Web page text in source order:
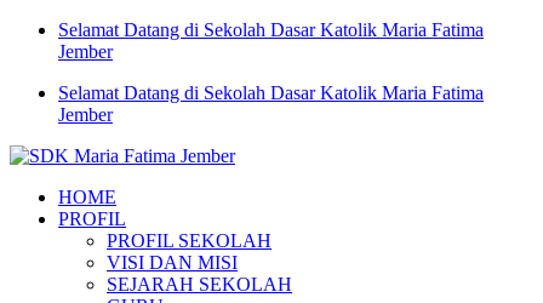
Selamat Datang di Sekolah Dasar Katolik Maria Fatima
Jember
Selamat Datang di Sekolah Dasar Katolik Maria Fatima
Jember
SDK Maria Fatima Jember
Website Resmi Sekolah Dasar Katolik Maria Fatima Jember
HOME
PROFIL
PROFIL SEKOLAH
VISI DAN MISI
SEJARAH SEKOLAH